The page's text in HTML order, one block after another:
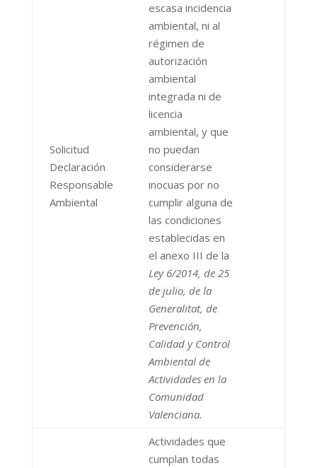
Solicitud
Declaración
Responsable
Ambiental
escasa incidencia
ambiental, ni al
régimen de
autorización
ambiental
integrada ni de
licencia
ambiental, y que
no puedan
considerarse
inocuas por no
cumplir alguna de
las condiciones
establecidas en
el anexo III de la
Ley 6/2014, de 25
de julio, de la
Generalitat, de
Prevención,
Calidad y Control
Ambiental de
Actividades en la
Comunidad
Valenciana.
Actividades que
cumplan todas